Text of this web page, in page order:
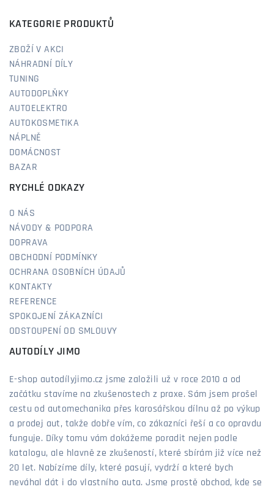
KATEGORIE PRODUKTŮ
ZBOŽÍ V AKCI
NÁHRADNÍ DÍLY
TUNING
AUTODOPLŇKY
AUTOELEKTRO
AUTOKOSMETIKA
NÁPLNĚ
DOMÁCNOST
BAZAR
RYCHLÉ ODKAZY
O NÁS
NÁVODY & PODPORA
DOPRAVA
OBCHODNÍ PODMÍNKY
OCHRANA OSOBNÍCH ÚDAJŮ
KONTAKTY
REFERENCE
SPOKOJENÍ ZÁKAZNÍCI
ODSTOUPENÍ OD SMLOUVY
AUTODÍLY JIMO
E-shop autodílyjimo.cz jsme založili už v roce 2010 a od
začátku stavíme na zkušenostech z praxe. Sám jsem prošel
cestu od automechanika přes karosářskou dílnu až po výkup
a prodej aut, takže dobře vím, co zákazníci řeší a co opravdu
funguje. Díky tomu vám dokážeme poradit nejen podle
katalogu, ale hlavně ze zkušeností, které sbírám již více než
20 let. Nabízíme díly, které pasují, vydrží a které bych
neváhal dát i do vlastního auta. Jsme prostě obchod, kde se